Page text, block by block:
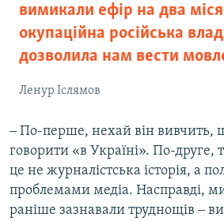
вимикали ефір на два
окупаційна російська
дозволила нам вести
Ленур Іслямов
‒ По-перше, нехай він вивчить,
говорити «в Україні». По-друге,
це не журналістська історія, а
проблемами медіа. Насправді,
раніше зазнавали труднощів ‒